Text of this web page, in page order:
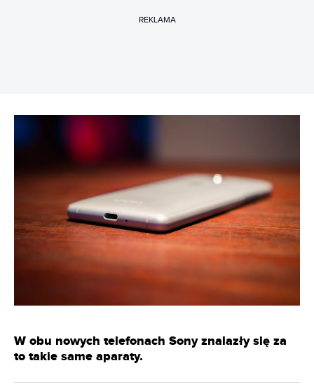
REKLAMA
W obu nowych telefonach Sony znalazły się za
to takie same aparaty.